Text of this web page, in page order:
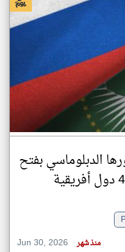
الدبلوماسي بفتح
Jun 30, 2026
منذ شهر